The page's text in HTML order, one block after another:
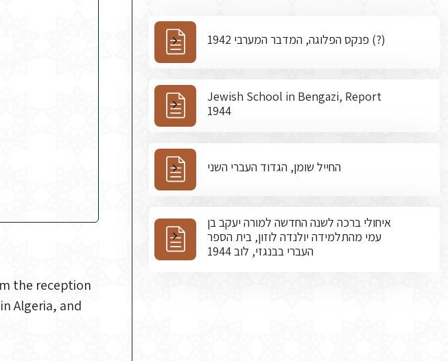
the reception
Algeria, and
פנקס הפלוגה, המדבר המערבי 1942 (?)
Jewish School in Bengazi, Report
1944
החייל שומן, הגדוד העברי השני
איחולי ברכה לשנה החדשה למורה יעקב בן
עמי מהתלמידה יולנדה לוזון, בית הספר
העברי בבנגזי, לוב 1944